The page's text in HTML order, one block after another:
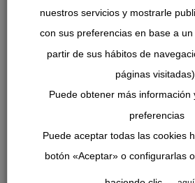
Tratamientos
nuestros servicios y mostrarle
con sus preferencias en base a
partir de sus hábitos de
páginas visitadas).
Puede obtener más información
preferencias
Puede aceptar todas las cookies
botón «Aceptar» o configurarlas